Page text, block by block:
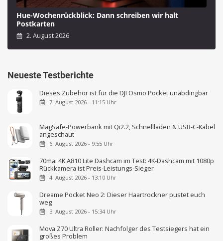
Hue-Wochenrückblick: Dann schreiben wir halt
Postkarten
2. August 2026
Neueste Testberichte
Dieses Zubehör ist für die DJI Osmo Pocket unabdingbar
7. August 2026 - 11:15 Uhr
MagSafe-Powerbank mit Qi2.2, Schnellladen & USB-C-Kabel
angeschaut
6. August 2026 - 9:55 Uhr
70mai 4K A810 Lite Dashcam im Test: 4K-Dashcam mit 1080p
Rückkamera ist Preis-Leistungs-Sieger
4. August 2026 - 13:10 Uhr
Dreame Pocket Neo 2: Dieser Haartrockner pustet euch
weg
3. August 2026 - 15:34 Uhr
Mova Z70 Ultra Roller: Nachfolger des Testsiegers hat ein
großes Problem